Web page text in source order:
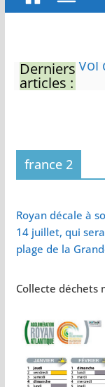
Derniers
articles :
La
france 2
Royan décale à
14 juillet, qui
plage de la
Collecte déchets